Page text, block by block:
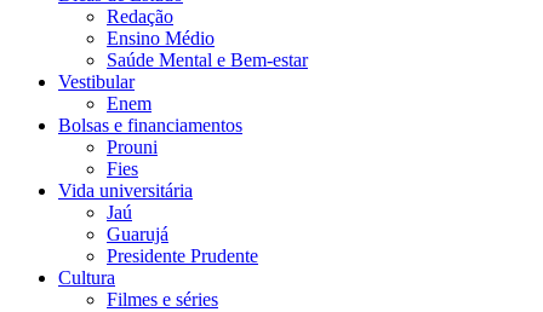
Redação
Ensino Médio
Saúde Mental e Bem-estar
Vestibular
Enem
Bolsas e financiamentos
Prouni
Fies
Vida universitária
Jaú
Guarujá
Presidente Prudente
Cultura
Filmes e séries